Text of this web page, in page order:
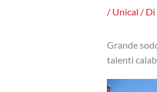
/ Unical / Di
Grande
talenti